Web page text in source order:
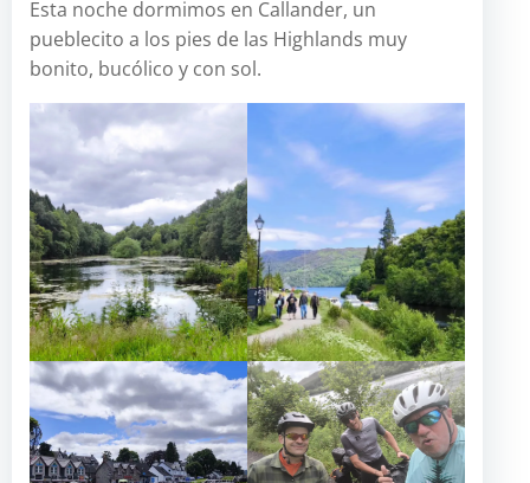
Esta noche dormimos en Callander, un
pueblecito a los pies de las Highlands muy
bonito, bucólico y con sol.